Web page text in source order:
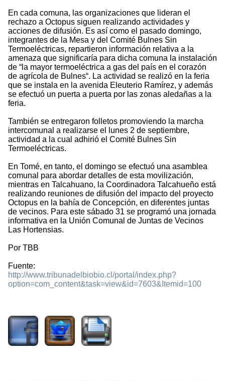
En cada comuna, las organizaciones que lideran el
rechazo a Octopus siguen realizando actividades y
acciones de difusión. Es así como el pasado domingo,
integrantes de la Mesa y del Comité Bulnes Sin
Termoeléctricas, repartieron información relativa a la
amenaza que significaría para dicha comuna la instalación
de “la mayor termoeléctrica a gas del país en el corazón
de agrícola de Bulnes“. La actividad se realizó en la feria
que se instala en la avenida Eleuterio Ramírez, y además
se efectuó un puerta a puerta por las zonas aledañas a la
feria.
También se entregaron folletos promoviendo la marcha
intercomunal a realizarse el lunes 2 de septiembre,
actividad a la cual adhirió el Comité Bulnes Sin
Termoeléctricas.
En Tomé, en tanto, el domingo se efectuó una asamblea
comunal para abordar detalles de esta movilización,
mientras en Talcahuano, la Coordinadora Talcahueño está
realizando reuniones de difusión del impacto del proyecto
Octopus en la bahía de Concepción, en diferentes juntas
de vecinos. Para este sábado 31 se programó una jornada
informativa en la Unión Comunal de Juntas de Vecinos
Las Hortensias.
Por TBB
Fuente:
http://www.tribunadelbiobio.cl/portal/index.php?
option=com_content&task=view&id=7603&Itemid=100